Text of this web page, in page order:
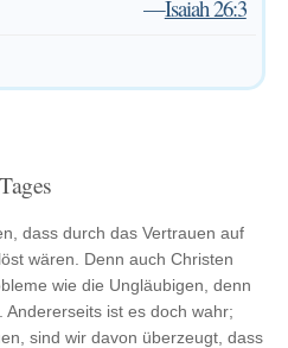
—Isaiah 26:3
dass durch das Vertrauen auf
wären. Denn auch Christen
wie die Ungläubigen, denn
ist es doch wahr;
sind wir davon überzeugt, dass